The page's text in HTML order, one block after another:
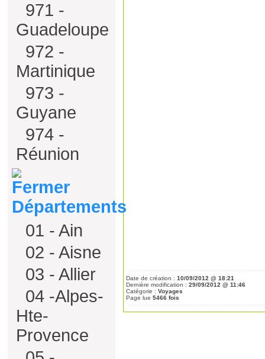
971 -
Guadeloupe
972 -
Martinique
973 -
Guyane
974 -
Réunion
Départements
01 - Ain
02 - Aisne
03 - Allier
04 -Alpes-
Hte-
Provence
Date de création : 10/09/2012 @ 18:21
Dernière modification : 29/09/2012 @ 11:46
Catégorie : Voyages
Page lue 5466 fois